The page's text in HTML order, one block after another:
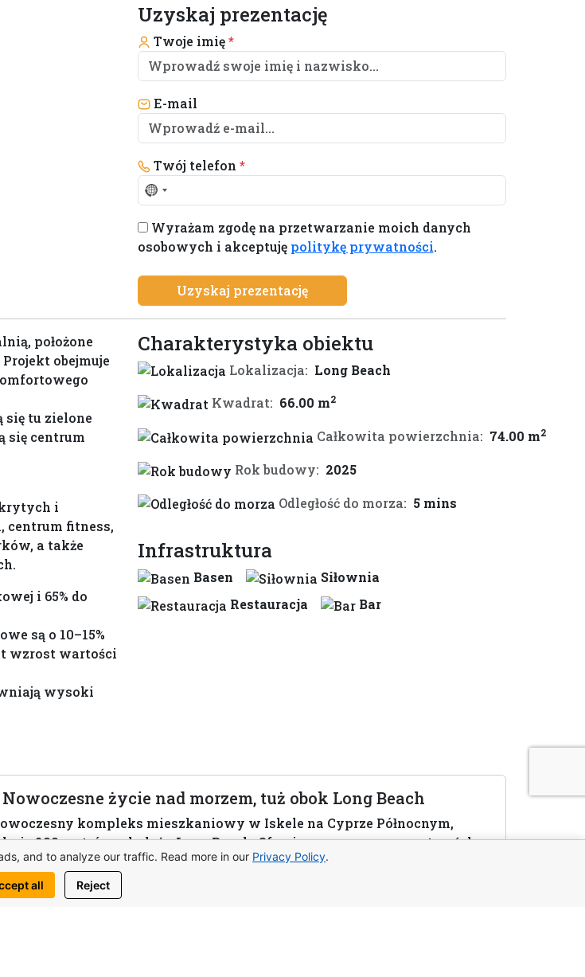
Uzyskaj prezentację
Twoje imię*
E-mail
Twój telefon *
No
country
selected
Wyrażam zgodę na przetwarzanie moich danych
osobowych i akceptuję politykę prywatności.
Uzyskaj prezentację
położone
obejmuje
się tu zielone
się centrum
i
centrum fitness,
a także
i 65% do
są o 10–15%
wzrost wartości
wysoki
Charakterystyka obiektu
Lokalizacja: Long Beach
Kwadrat: 66.00 m2
Całkowita powierzchnia: 74.00 m2
Rok budowy: 2025
Odległość do morza: 5 mins
Infrastruktura
Basen
Siłownia
Restauracja
Bar
życie nad morzem, tuż obok Long Beach
kompleks mieszkaniowy w Iskele na Cyprze Północnym,
200 metrów od plaży Long Beach. Oferuje nowoczesną przestrzeń do
infrastrukturę i wysoki potencjał inwestycyjny. Zakończenie
na 2025 rok.
and to analyze our traffic. Read more in our Privacy Policy.
all Reject